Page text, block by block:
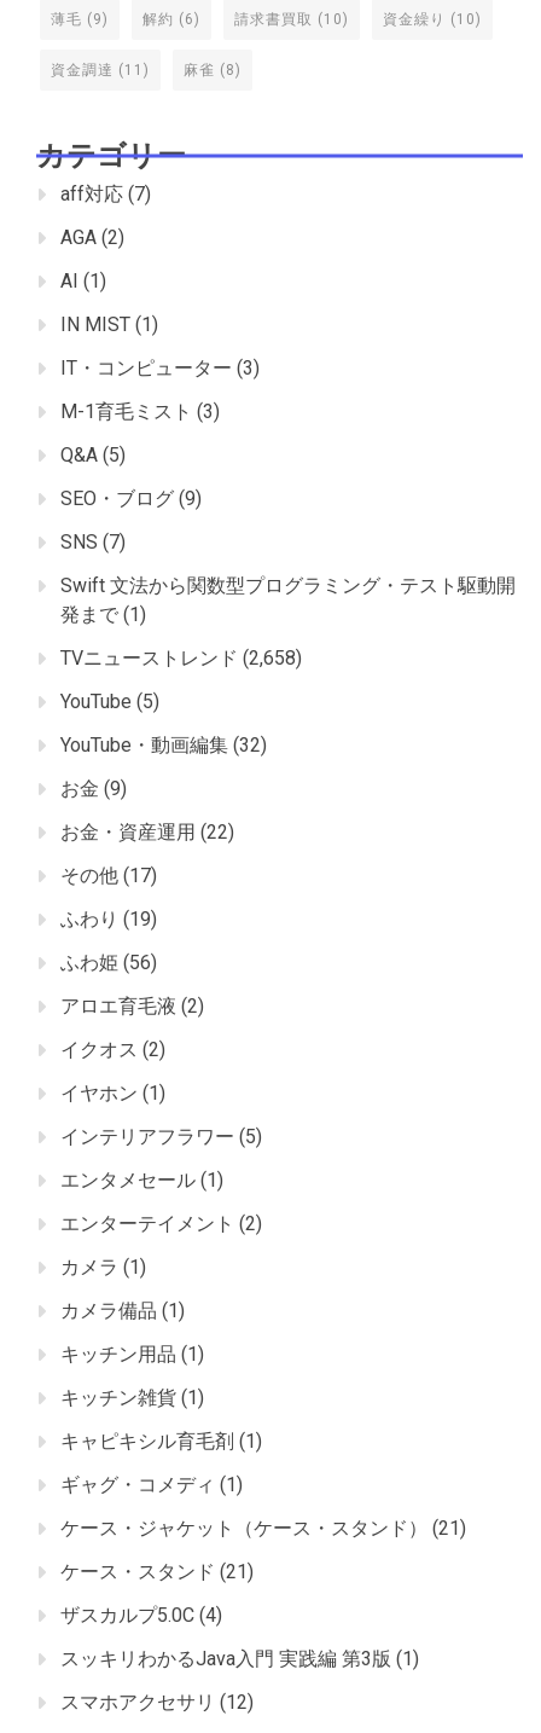
薄毛 (9) 解約 (6) 請求書買取 (10) 資金繰り (10)
資金調達 (11) 麻雀 (8)
カテゴリー
aff対応 (7)
AGA (2)
AI (1)
IN MIST (1)
IT・コンピューター (3)
M-1育毛ミスト (3)
Q&A (5)
SEO・ブログ (9)
SNS (7)
Swift 文法から関数型プログラミング・テスト駆動開
発まで (1)
TVニューストレンド (2,658)
YouTube (5)
YouTube・動画編集 (32)
お金 (9)
お金・資産運用 (22)
その他 (17)
ふわり (19)
ふわ姫 (56)
アロエ育毛液 (2)
イクオス (2)
イヤホン (1)
インテリアフラワー (5)
エンタメセール (1)
エンターテイメント (2)
カメラ (1)
カメラ備品 (1)
キッチン用品 (1)
キッチン雑貨 (1)
キャピキシル育毛剤 (1)
ギャグ・コメディ (1)
ケース・ジャケット（ケース・スタンド）
(21)
ケース・スタンド (21)
ザスカルプ5.0C (4)
スッキリわかるJava入門 実践編 第3版 (1)
スマホアクセサリ (12)